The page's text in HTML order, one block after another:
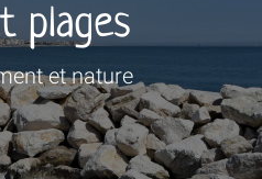
plages
et nature